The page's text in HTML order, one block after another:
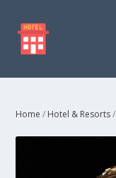
Home / Hotel & Resorts/